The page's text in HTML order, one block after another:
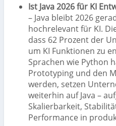
Ist Java 2026 für KI
– Java bleibt 2026
hochrelevant für KI.
dass 62 Prozent der
um KI Funktionen zu
Sprachen wie Python
Prototyping und den
werden, setzen
weiterhin auf Java –
Skalierbarkeit,
Performance in